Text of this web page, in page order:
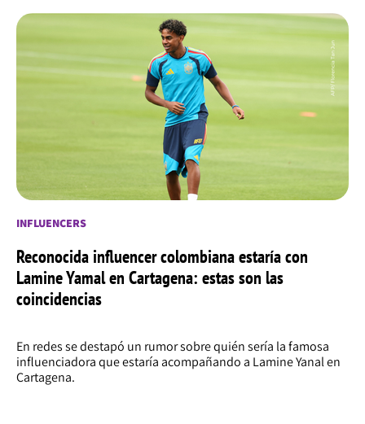
INFLUENCERS
Reconocida influencer colombiana estaría con
Lamine Yamal en Cartagena: estas son las
coincidencias
En redes se destapó un rumor sobre quién sería la famosa
influenciadora que estaría acompañando a Lamine Yanal en
Cartagena.